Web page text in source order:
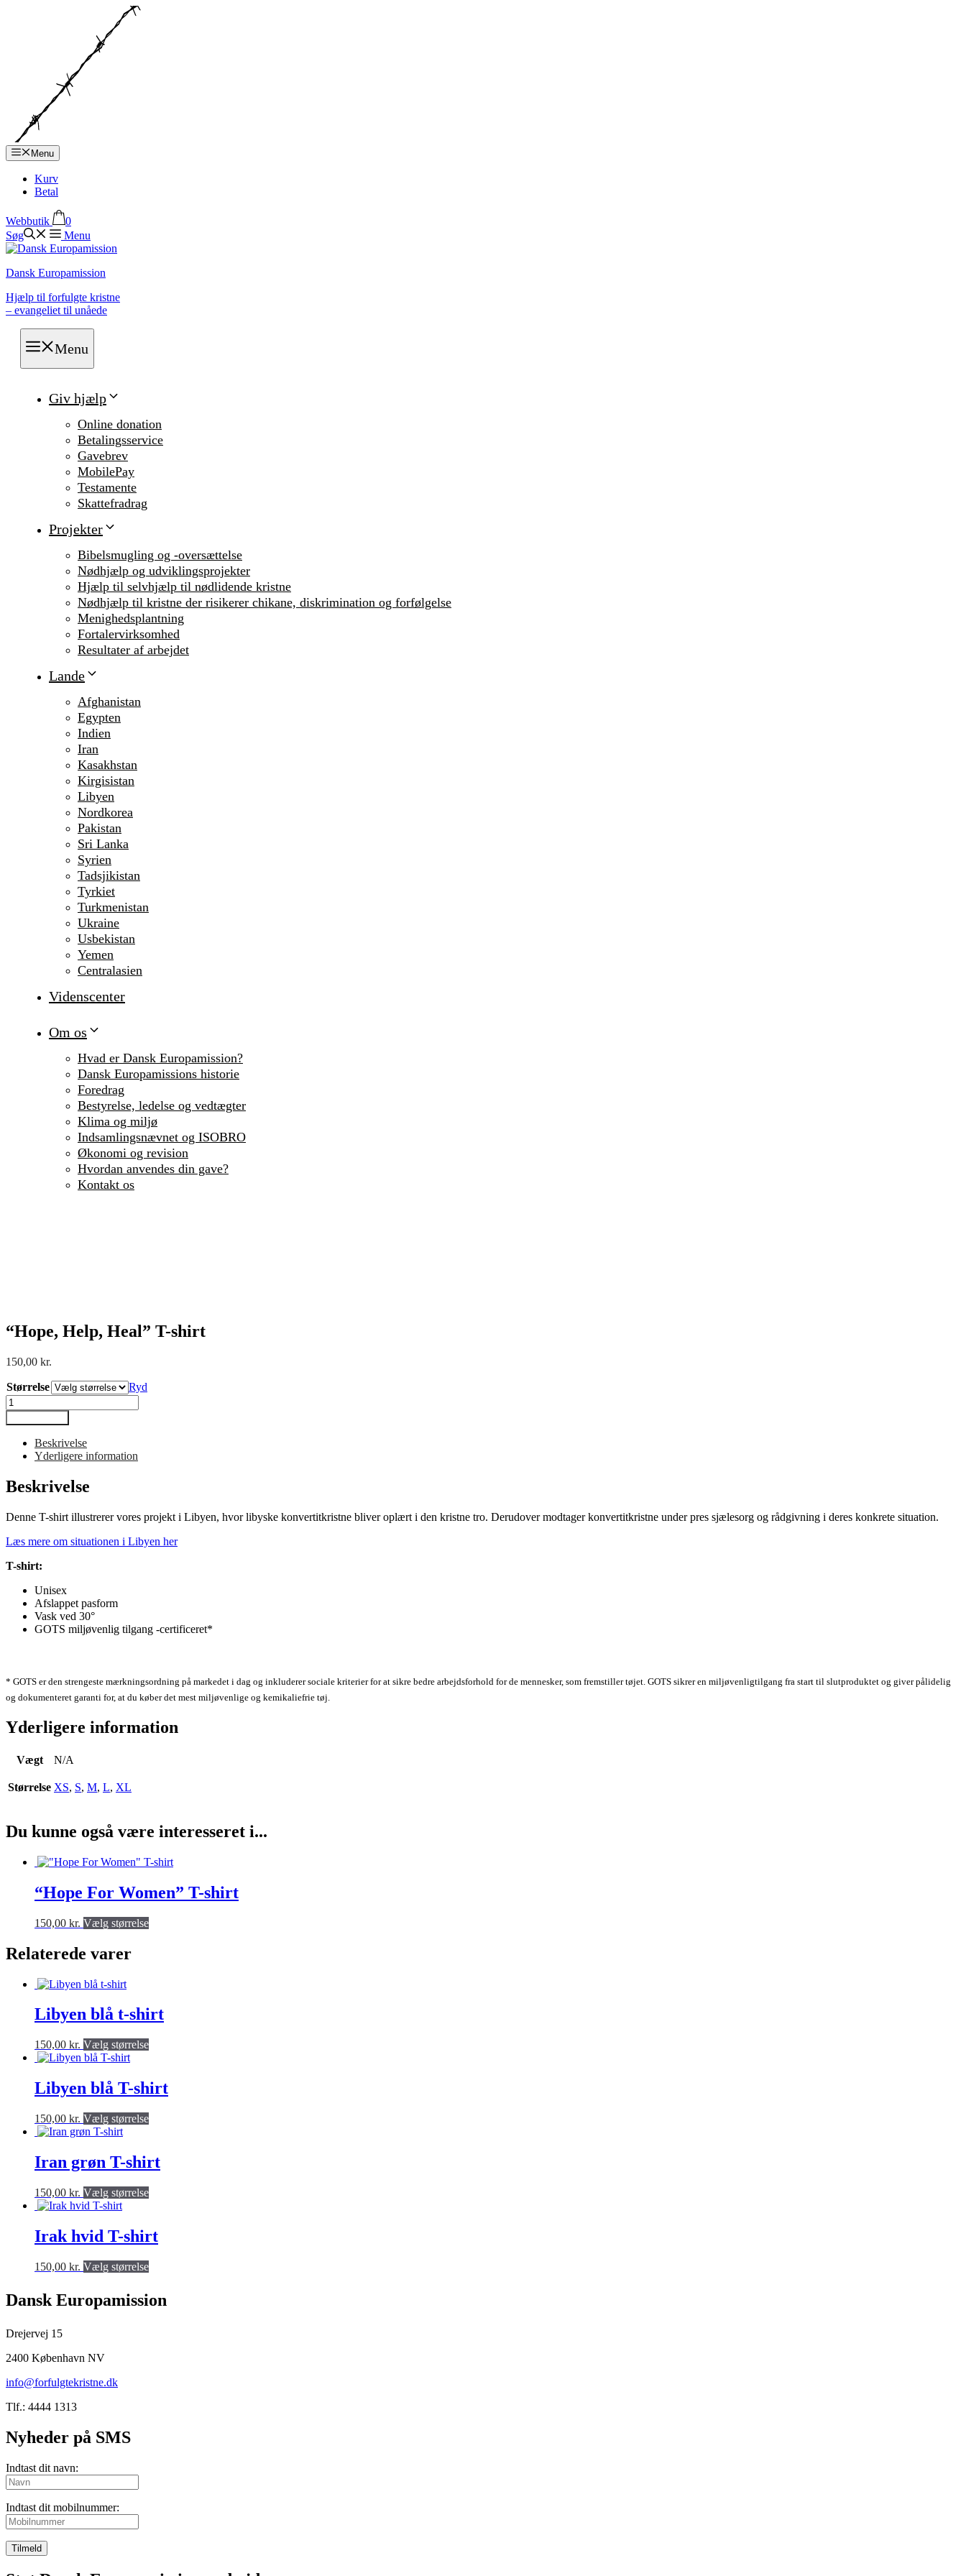
Menu
Kurv
Betal
Webbutik
0
Søg
Menu
Dansk Europamission
Hjælp til forfulgte kristne
– evangeliet til unåede
Menu
Giv hjælp
Online donation
Betalingsservice
Gavebrev
MobilePay
Testamente
Skattefradrag
Projekter
Bibelsmugling og -oversættelse
Nødhjælp og udviklingsprojekter
Hjælp til selvhjælp til nødlidende kristne
Nødhjælp til kristne der risikerer chikane, diskrimination og forfølgelse
Menighedsplantning
Fortalervirksomhed
Resultater af arbejdet
Lande
Afghanistan
Egypten
Indien
Iran
Kasakhstan
Kirgisistan
Libyen
Nordkorea
Pakistan
Sri Lanka
Syrien
Tadsjikistan
Tyrkiet
Turkmenistan
Ukraine
Usbekistan
Yemen
Centralasien
Videnscenter
Om os
Hvad er Dansk Europamission?
Dansk Europamissions historie
Foredrag
Bestyrelse, ledelse og vedtægter
Klima og miljø
Indsamlingsnævnet og ISOBRO
Økonomi og revision
Hvordan anvendes din gave?
Kontakt os
“Hope, Help, Heal” T-shirt
150,00 kr.
Størrelse
Ryd
"Hope,
Help,
Heal"
shirt
Beskrivelse
Yderligere information
Beskrivelse
Denne T-shirt illustrerer vores projekt i Libyen, hvor libyske konvertitkristne bliver oplært i den kristne tro. Derudover modtager konvertitkristne under pres sjælesorg og rådgivning i deres konkrete situation.
Læs mere om situationen i Libyen her
T-shirt:
Unisex
Afslappet pasform
Vask ved 30°
GOTS miljøvenlig tilgang -certificeret*
* GOTS er den strengeste mærkningsordning på markedet i dag og inkluderersociale kriterier for at sikre bedre arbejdsforhold for de mennesker, som fremstiller tøjet. GOTS sikrer en miljøvenligtilgang fra start til slutproduktet og giver pålidelig
og dokumenteret garanti for, at du køber det mest miljøvenlige og kemikaliefrie tøj.
Yderligere information
Vægt N/A
Størrelse XS, S, M, L, XL
Du kunne også være interesseret i...
“Hope For Women” T-shirt
150,00 kr. Vælg størrelseDette
vælges
på
produktsiden
Relaterede varer
Libyen blå t-shirt
150,00 kr. Vælg størrelseDette
flere
varianter.
kan
produktsiden
Libyen blå T-shirt
150,00 kr. Vælg størrelseDette
flere
varianter.
kan
produktsiden
Iran grøn T-shirt
150,00 kr. Vælg størrelseDette
flere
varianter.
kan
på
produktsiden
Irak hvid T-shirt
150,00 kr. Vælg størrelseDette
flere
Dansk Europamission
Drejervej 15
2400 København NV
info@forfulgtekristne.dk
Tlf.: 4444 1313
Nyheder på SMS
Indtast dit navn:
Indtast dit mobilnummer:
Tilmeld